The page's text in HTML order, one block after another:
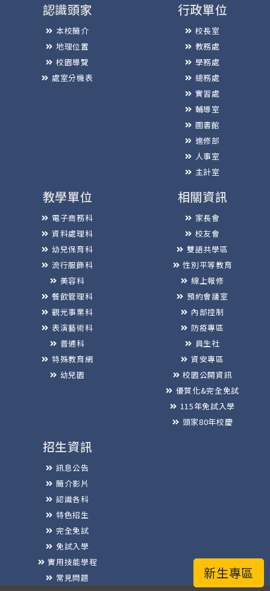
新生專區
認識頭家
本校簡介
地理位置
校園導覽
處室分機表
行政單位
校長室
教務處
學務處
總務處
實習處
輔導室
圖書館
進修部
人事室
主計室
教學單位
電子商務科
資料處理科
幼兒保育科
流行服飾科
美容科
餐飲管理科
觀光事業科
表演藝術科
普通科
特殊教育網
幼兒園
相關資訊
家長會
校友會
雙語共學區
性別平等教育
線上報修
預約會議室
內部控制
防疫專區
員生社
資安專區
校園公開資訊
優質化&完全免試
115年免試入學
頭家80年校慶
招生資訊
訊息公告
簡介影片
認識各科
特色招生
完全免試
免試入學
實用技能學程
常見問題